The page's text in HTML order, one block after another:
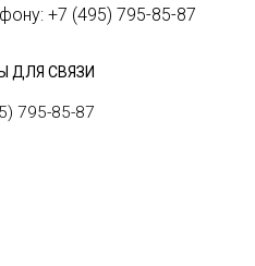
+7 (495) 795-85-87
ДЛЯ СВЯЗИ
795-85-87